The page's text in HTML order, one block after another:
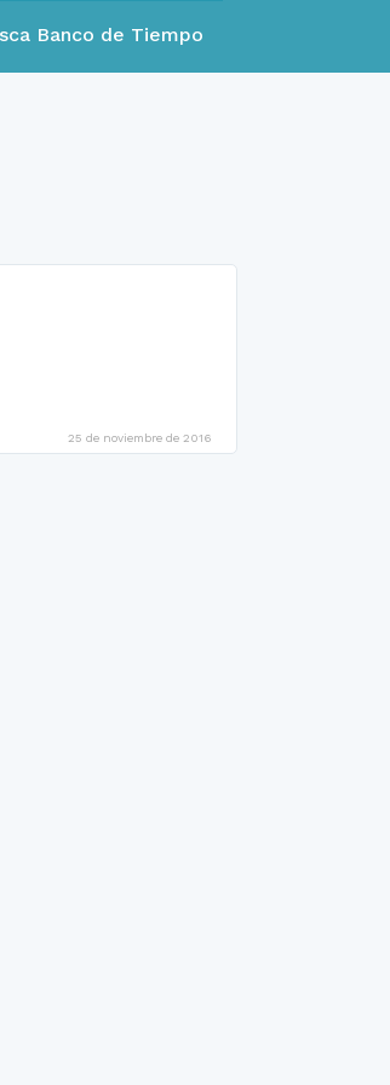
Banco de Tiempo
25 de noviembre de 2016